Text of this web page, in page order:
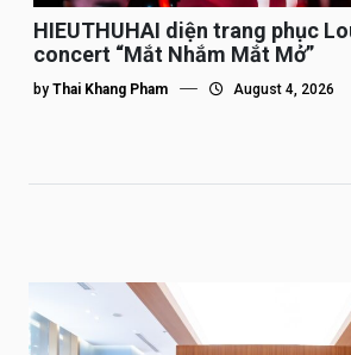
HIEUTHUHAI diện trang phục
concert “Mắt Nhắm Mắt Mở”
by Thai Khang Pham August 4, 2026